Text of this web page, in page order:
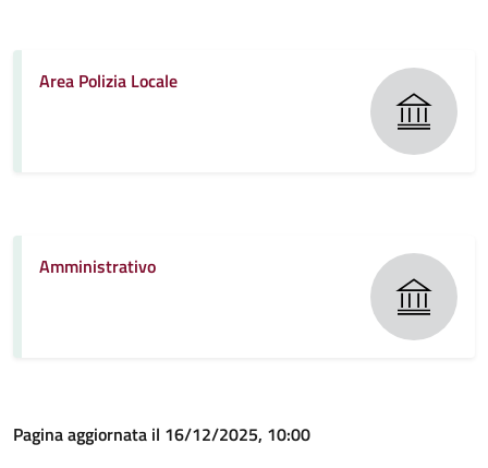
Area Polizia Locale
Amministrativo
Pagina aggiornata il 16/12/2025, 10:00